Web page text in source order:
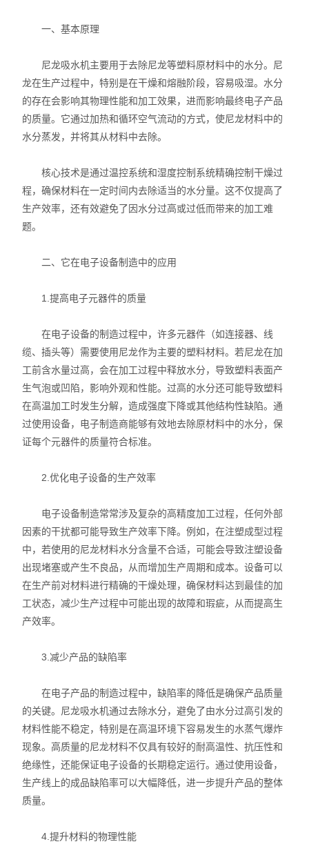
一、基本原理
尼龙吸水机主要用于去除尼龙等塑料原材料中的水分。尼
龙在生产过程中，特别是在干燥和熔融阶段，容易吸湿。水分
的存在会影响其物理性能和加工效果，进而影响最终电子产品
的质量。它通过加热和循环空气流动的方式，使尼龙材料中的
水分蒸发，并将其从材料中去除。
核心技术是通过温控系统和湿度控制系统精确控制干燥过
程，确保材料在一定时间内去除适当的水分量。这不仅提高了
生产效率，还有效避免了因水分过高或过低而带来的加工难
题。
二、它在电子设备制造中的应用
1.提高电子元器件的质量
在电子设备的制造过程中，许多元器件（如连接器、线
缆、插头等）需要使用尼龙作为主要的塑料材料。若尼龙在加
工前含水量过高，会在加工过程中释放水分，导致塑料表面产
生气泡或凹陷，影响外观和性能。过高的水分还可能导致塑料
在高温加工时发生分解，造成强度下降或其他结构性缺陷。通
过使用设备，电子制造商能够有效地去除原材料中的水分，保
证每个元器件的质量符合标准。
2.优化电子设备的生产效率
电子设备制造常常涉及复杂的高精度加工过程，任何外部
因素的干扰都可能导致生产效率下降。例如，在注塑成型过程
中，若使用的尼龙材料水分含量不合适，可能会导致注塑设备
出现堵塞或产生不良品，从而增加生产周期和成本。设备可以
在生产前对材料进行精确的干燥处理，确保材料达到最佳的加
工状态，减少生产过程中可能出现的故障和瑕疵，从而提高生
产效率。
3.减少产品的缺陷率
在电子产品的制造过程中，缺陷率的降低是确保产品质量
的关键。尼龙吸水机通过去除水分，避免了由水分过高引发的
材料性能不稳定，特别是在高温环境下容易发生的水蒸气爆炸
现象。高质量的尼龙材料不仅具有较好的耐高温性、抗压性和
绝缘性，还能保证电子设备的长期稳定运行。通过使用设备，
生产线上的成品缺陷率可以大幅降低，进一步提升产品的整体
质量。
4.提升材料的物理性能